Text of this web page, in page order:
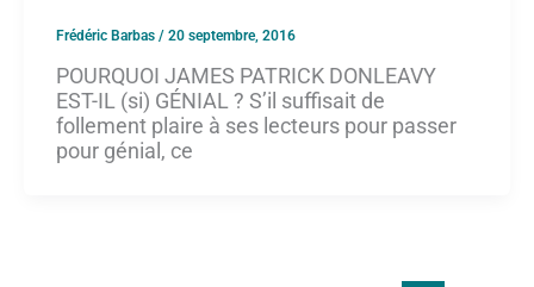
Frédéric Barbas / 20 septembre, 2016
POURQUOI JAMES PATRICK DONLEAVY
EST-IL (si) GÉNIAL ? S’il suffisait de
follement plaire à ses lecteurs pour passer
pour génial, ce